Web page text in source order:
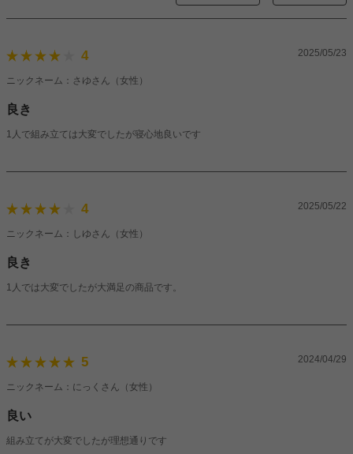
4 2025/05/23
ニックネーム：さゆさん（女性）
良き
1人で組み立ては大変でしたが寝心地良いです
4 2025/05/22
ニックネーム：しゆさん（女性）
良き
1人では大変でしたが大満足の商品です。
5 2024/04/29
ニックネーム：にっくさん（女性）
良い
組み立てが大変でしたが理想通りです